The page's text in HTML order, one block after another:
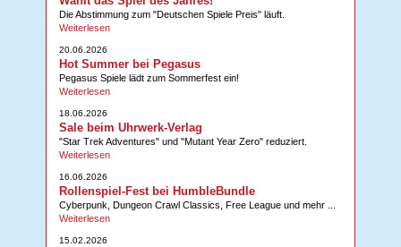
Die Abstimmung zum "Deutschen Spiele Preis" läuft.
Weiterlesen
20.06.2026
Hot Summer bei Pegasus
Pegasus Spiele lädt zum Sommerfest ein!
Weiterlesen
18.06.2026
Sale beim Uhrwerk-Verlag
"Star Trek Adventures" und "Mutant Year Zero" reduziert.
Weiterlesen
16.06.2026
Rollenspiel-Fest bei HumbleBundle
Cyberpunk, Dungeon Crawl Classics, Free League und mehr ...
Weiterlesen
15.02.2026